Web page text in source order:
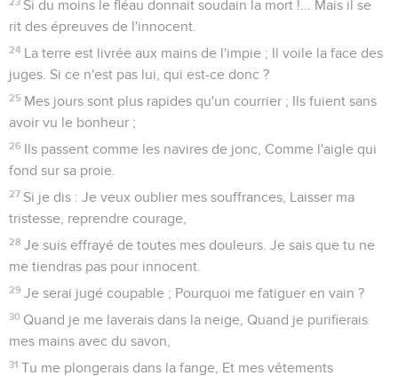
Si du moins le fléau donnait soudain la mort !... Mais il se
rit des épreuves de l'innocent.
24 La terre est livrée aux mains de l'impie ; Il voile la face des
juges. Si ce n'est pas lui, qui est-ce donc ?
25 Mes jours sont plus rapides qu'un courrier ; Ils fuient sans
avoir vu le bonheur ;
26 Ils passent comme les navires de jonc, Comme l'aigle qui
fond sur sa proie.
27 Si je dis : Je veux oublier mes souffrances, Laisser ma
tristesse, reprendre courage,
28 Je suis effrayé de toutes mes douleurs. Je sais que tu ne
me tiendras pas pour innocent.
29 Je serai jugé coupable ; Pourquoi me fatiguer en vain ?
30 Quand je me laverais dans la neige, Quand je purifierais
mes mains avec du savon,
31 Tu me plongerais dans la fange, Et mes vêtements